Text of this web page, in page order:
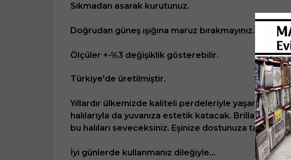
Sıkmadan asarak kurutunuz.
Doğrudan güneş ışığına maruz bırakmayınız.
Ölçüler +-%3 değişiklik gösterebilir.
Türkiye'de üretilmiştir.
Yıllardır ülkemizde kaliteli perdeleriyle yaşanılır
halılarıyla da yuvanıza estetik katacak. Brillant halı,
bu halıları seveceksiniz. Eşinize dostunuza
İyi günlerde kullanmanız dileğiyle...